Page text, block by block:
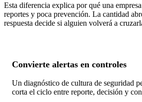
Esta diferencia explica por qué una
reportes y poca prevención. La cantidad
respuesta decide si alguien volverá a
Convierte alertas en controles
Un diagnóstico de cultura de seguridad
corta el ciclo entre reporte, decisión y